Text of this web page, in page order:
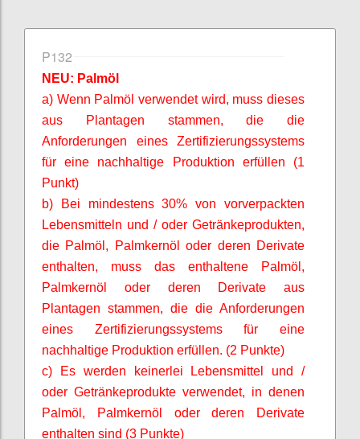
P132
NEU: Palmöl
a) Wenn Palmöl verwendet wird, muss dieses
aus Plantagen stammen, die die
Anforderungen eines Zertifizierungssystems
für eine nachhaltige Produktion erfüllen (1
Punkt)
b) Bei mindestens 30% von vorverpackten
Lebensmitteln und / oder Getränkeprodukten,
die Palmöl,
Palmkernöl
oder deren Derivate
enthalten, muss das enthaltene Palmöl,
Palmkernöl
oder deren Derivate aus
Plantagen stammen, die die Anforderungen
eines Zertifizierungssystems für eine
nachhaltige Produktion erfüllen. (2 Punkte)
c) Es werden keinerlei Lebensmittel und /
oder Getränkeprodukte verwendet, in denen
Palmöl,
Palmkernöl
oder deren Derivate
enthalten sind (3 Punkte)